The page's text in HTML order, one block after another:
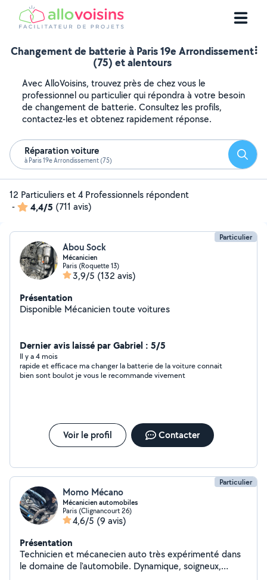
Changement de batterie à Paris 19e Arrondissement
(75) et alentours
Avec AlloVoisins, trouvez près de chez vous le
professionnel ou particulier qui répondra à votre besoin
de changement de batterie. Consultez les profils,
contactez-les et obtenez rapidement réponse.
Réparation voiture
à Paris 19e Arrondissement (75)
12 Particuliers et 4 Professionnels répondent
-
4,4/5 (711 avis)
Particulier
Abou Sock
Mécanicien
Paris (Roquette 13)
3,9/5 (132 avis)
Présentation
Disponible Mécanicien toute voitures
Dernier avis laissé par Gabriel : 5/5
Il y a 4 mois
rapide et efficace ma changer la batterie de la voiture connait
bien sont boulot je vous le recommande vivement
Voir le profil Contacter
Particulier
Momo Mécano
Mécanicien automobiles
Paris (Clignancourt 26)
4,6/5 (9 avis)
Présentation
Technicien et mécanecien auto très expérimenté dans
le domaine de l'automobile. Dynamique, soigneux,